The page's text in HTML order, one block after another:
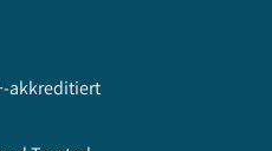
akkreditiert